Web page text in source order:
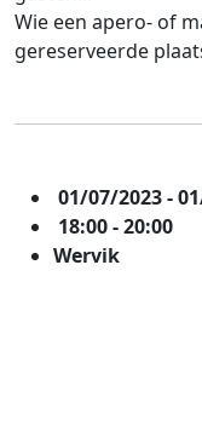
Wie een apero- of
gereserveerde
01/07/2023 -
18:00 - 20:00
Wervik